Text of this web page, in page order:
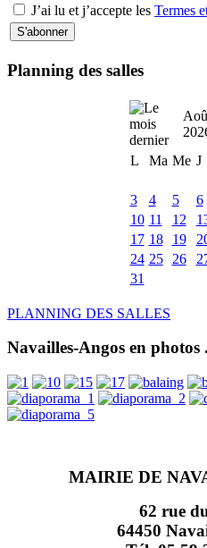
J’ai lu et j’accepte les Termes
Planning des salles
L
Ma Me J
3
4 5 6
10 11 12
17 18 19
24 25 26
31
PLANNING DES SALLES
Navailles-Angos en photos
MAIRIE DE
62 rue
64450